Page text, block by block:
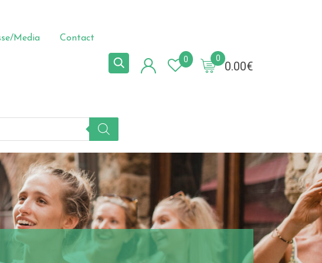
Media Contact
0.00€
0
0